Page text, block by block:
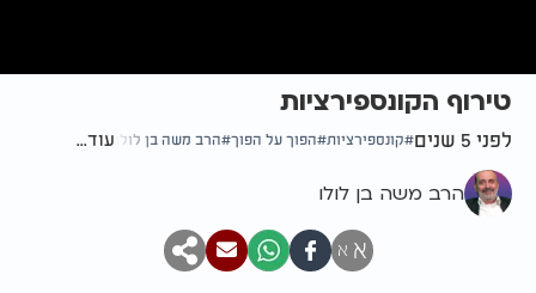
טירוף הקונספירציות
לפני 5 שנים קונספירציות הפוך על הפוך הרב משה בן לולו עוד...
הרב משה בן לולו
א א